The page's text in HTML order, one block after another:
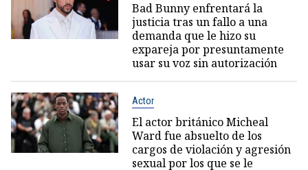
Bad Bunny enfrentará la
justicia tras un fallo a una
demanda que le hizo su
expareja por presuntamente
usar su voz sin autorización
Actor
El actor británico Micheal
Ward fue absuelto de los
cargos de violación y agresión
sexual por los que se le